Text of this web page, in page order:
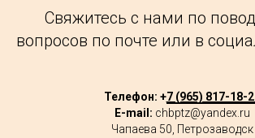
Свяжитесь с нами по
вопросов по почте или в
Телефон: +7 (965) 817-18-
E-mail: chbptz@yandex.ru
Чапаева 50, Петрозаводск